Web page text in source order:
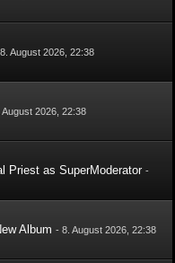
8. August 2026, 22:38
August 2026, 22:38
Priest as SuperModerator -
Album -8. August 2026, 22:38